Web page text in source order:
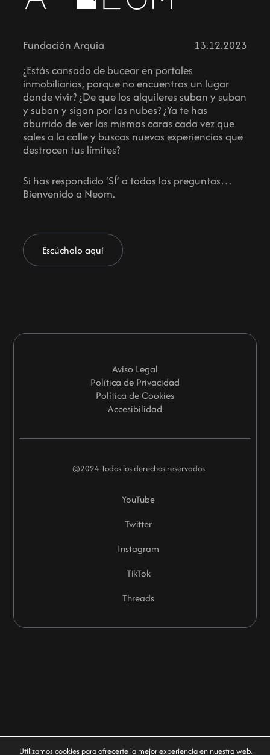
Fundación Arquia
13.12.2023
¿Estás cansado de bucear en portales
inmobiliarios, porque no encuentras un lugar
donde vivir? ¿De que los alquileres suban y suban
y suban y sigan por las nubes? ¿Ya te has
aburrido de ver las mismas caras cada vez que
sales a la calle y buscas nuevas experiencias que
destrocen tus límites?
Si has respondido ‘SÍ’ a todas las preguntas…
Bienvenido a Neom.
Escúchalo aquí
Aviso Legal
Política de Privacidad
Política de Cookies
Accesibilidad
©2024 Todos los derechos reservados
YouTube
Twitter
Instagram
TikTok
Threads
Utilizamos cookies para ofrecerte la mejor experiencia en nuestra web.